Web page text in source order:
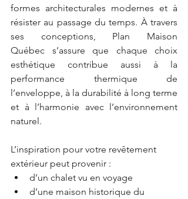
formes architecturales modernes et à
résister au passage du temps. À travers
ses conceptions, Plan Maison
Québec s’assure que chaque choix
esthétique contribue aussi à la
performance thermique de
l’enveloppe, à la durabilité à long terme
et à l’harmonie avec l’environnement
naturel.
L’inspiration pour votre revêtement
extérieur peut provenir :
d’un chalet vu en voyage
d’une maison historique du